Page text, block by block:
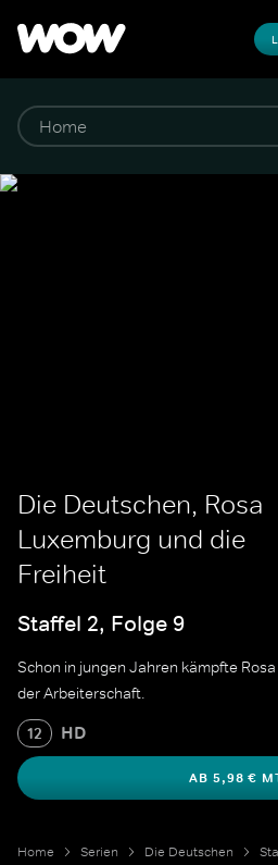
Die Deutschen, Rosa
Luxemburg und die
Freiheit
Staffel 2, Folge 9
Schon in jungen Jahren kämpfte
der Arbeiterschaft.
12 HD
AB 5,98 €
Home Serien Die Deutschen